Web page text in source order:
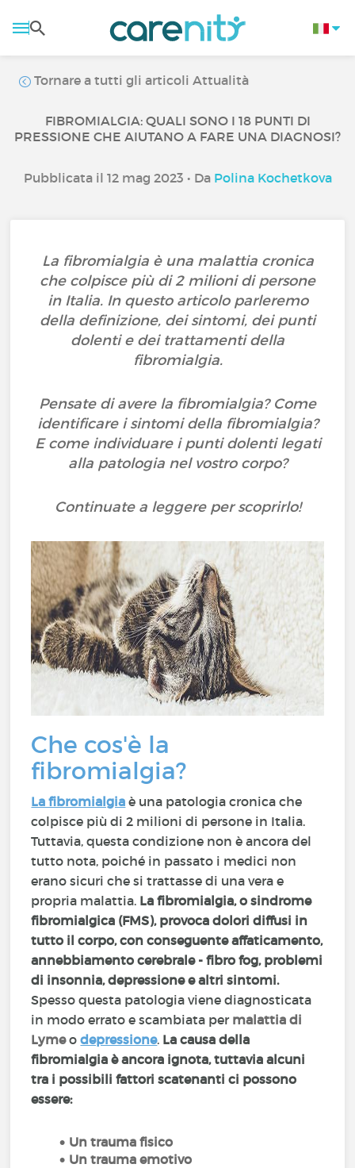
Tornare a tutti gli articoli Attualità
FIBROMIALGIA: QUALI SONO I 18 PUNTI DI
PRESSIONE CHE AIUTANO A FARE UNA DIAGNOSI?
Pubblicata il 12 mag 2023 • Da Polina Kochetkova
La fibromialgia è una malattia cronica
che colpisce più di 2 milioni di persone
in Italia. In questo articolo parleremo
della definizione, dei sintomi, dei punti
dolenti e dei trattamenti della
fibromialgia.
Pensate di avere la fibromialgia? Come
identificare i sintomi della fibromialgia?
E come individuare i punti dolenti legati
alla patologia nel vostro corpo?
Continuate a leggere per scoprirlo!
Che cos'è la
fibromialgia?
La fibromialgia è una patologia cronica che
colpisce più di 2 milioni di persone in Italia.
Tuttavia, questa condizione non è ancora del
tutto nota, poiché in passato i medici non
erano sicuri che si trattasse di una vera e
propria malattia. La fibromialgia, o sindrome
fibromialgica (FMS), provoca dolori diffusi in
tutto il corpo, con conseguente affaticamento,
annebbiamento cerebrale - fibro fog, problemi
di insonnia, depressione e altri sintomi.
Spesso questa patologia viene diagnosticata
in modo errato e scambiata per malattia di
Lymeodepressione. La causa della
fibromialgia è ancora ignota, tuttavia alcuni
tra i possibili fattori scatenanti ci possono
essere:
Un trauma fisico
Un trauma emotivo